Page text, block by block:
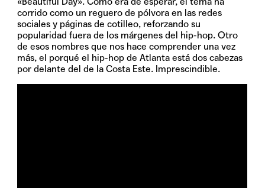
corrido como un reguero de pólvora en las redes
sociales y páginas de cotilleo, reforzando su
popularidad fuera de los márgenes del hip-hop. Otro
de esos nombres que nos hace comprender una vez
más, el porqué el hip-hop de Atlanta está dos cabezas
por delante del de la Costa Este. Imprescindible.